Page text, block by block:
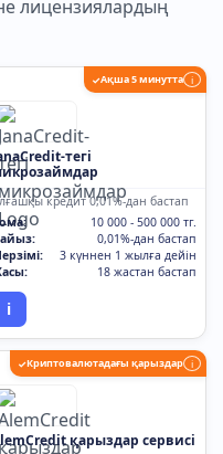
лицензиялардың
✓Ақша 5 минутта i
тегі
кредит 0,01%-дан бастап
10 000 - 500 000 тг.
0,01%-дан бастап
3 күннен 1 жылға дейін
18 жастан бастап
i
✓Криптовалютадағы қарыздар i
қарыздар сервисі